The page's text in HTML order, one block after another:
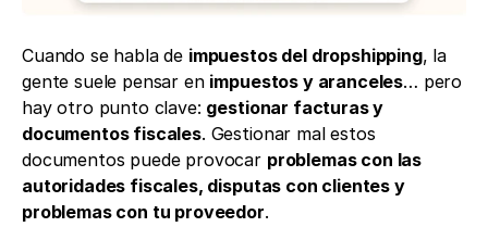
Cuando se habla de impuestos del dropshipping, la
gente suele pensar en impuestos y aranceles… pero
hay otro punto clave: gestionar facturas y
documentos fiscales. Gestionar mal estos
documentos puede provocar problemas con las
autoridades fiscales, disputas con clientes y
problemas con tu proveedor.